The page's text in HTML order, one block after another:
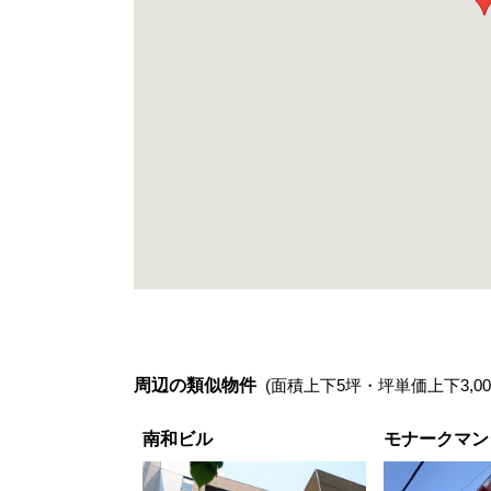
周辺の類似物件 (面積上下5坪・坪単価上下